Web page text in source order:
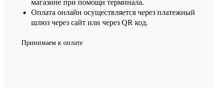
магазине при помощи терминала.
Оплата онлайн осуществляется через платежный
шлюз через сайт или через QR код.
Принимаем к оплате